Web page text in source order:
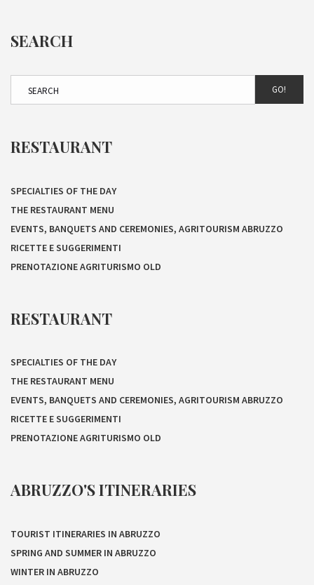
SEARCH
GO!
RESTAURANT
SPECIALTIES OF THE DAY
THE RESTAURANT MENU
EVENTS, BANQUETS AND CEREMONIES, AGRITOURISM ABRUZZO
RICETTE E SUGGERIMENTI
PRENOTAZIONE AGRITURISMO OLD
RESTAURANT
SPECIALTIES OF THE DAY
THE RESTAURANT MENU
EVENTS, BANQUETS AND CEREMONIES, AGRITOURISM ABRUZZO
RICETTE E SUGGERIMENTI
PRENOTAZIONE AGRITURISMO OLD
ABRUZZO'S ITINERARIES
TOURIST ITINERARIES IN ABRUZZO
SPRING AND SUMMER IN ABRUZZO
WINTER IN ABRUZZO